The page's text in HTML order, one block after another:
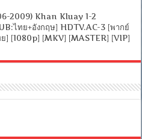
2009) Khan Kluay 1-2
ไทย+อังกฤษ] HDTV.AC-3 [พากย์
] [1080p] [MKV] [MASTER] [VIP]